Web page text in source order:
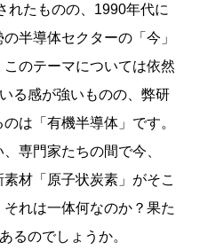
れたものの、1990年代に
半導体セクターの「今」
のテーマについては依然
る感が強いものの、弊研
は「有機半導体」です。
専門家たちの間で今、
材「原子状炭素」がそこ
れは一体何なのか？果た
るのでしょうか。